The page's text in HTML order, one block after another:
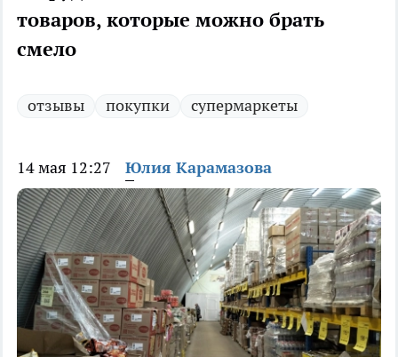
товаров, которые можно брать
смело
отзывы покупки супермаркеты
14 мая 12:27 Юлия Карамазова